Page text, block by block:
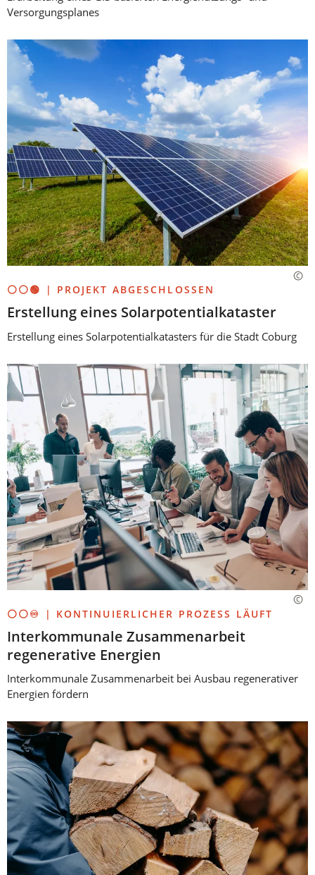
Versorgungsplanes
⚪⚪🟢 | PROJEKT ABGESCHLOSSEN
Erstellung eines Solarpotentialkataster
Erstellung eines Solarpotentialkatasters für die Stadt Coburg
⚪⚪♾️ | KONTINUIERLICHER PROZESS LÄUFT
Interkommunale Zusammenarbeit
regenerative Energien
Interkommunale Zusammenarbeit bei Ausbau regenerativer
Energien fördern